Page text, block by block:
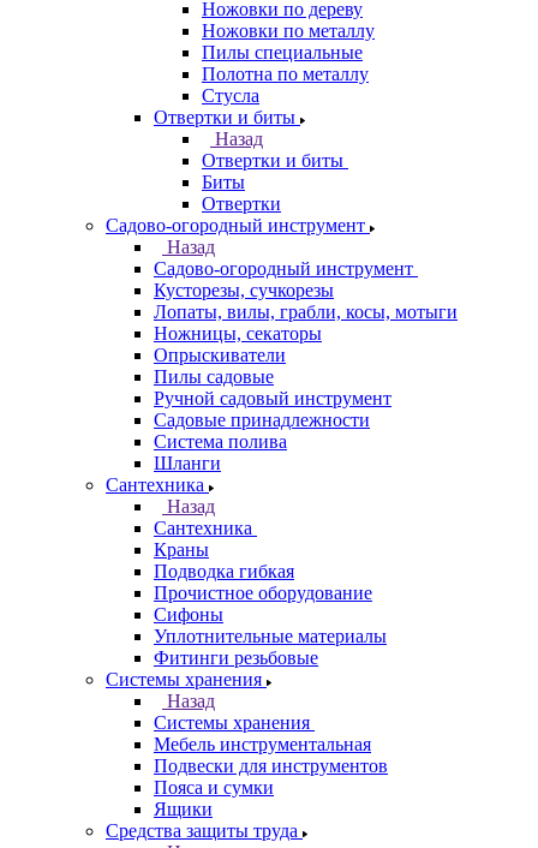
Ножовки по дереву
Ножовки по металлу
Пилы специальные
Полотна по металлу
Стусла
Отвертки и биты
Назад
Отвертки и биты
Биты
Отвертки
Садово-огородный инструмент
Назад
Садово-огородный инструмент
Кусторезы, сучкорезы
Лопаты, вилы, грабли, косы, мотыги
Ножницы, секаторы
Опрыскиватели
Пилы садовые
Ручной садовый инструмент
Садовые принадлежности
Система полива
Шланги
Сантехника
Назад
Сантехника
Краны
Подводка гибкая
Прочистное оборудование
Сифоны
Уплотнительные материалы
Фитинги резьбовые
Системы хранения
Назад
Системы хранения
Мебель инструментальная
Подвески для инструментов
Пояса и сумки
Ящики
Средства защиты труда